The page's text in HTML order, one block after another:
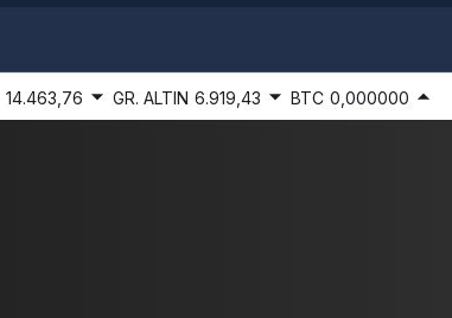
14.463,76 GR. ALTIN 6.919,43 BTC 0,000000